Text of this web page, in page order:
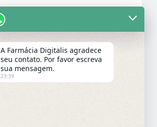
E-MAIL
A Farmácia Digitalis agradece
seu contato. Por favor escreva
sua mensagem.
23:39